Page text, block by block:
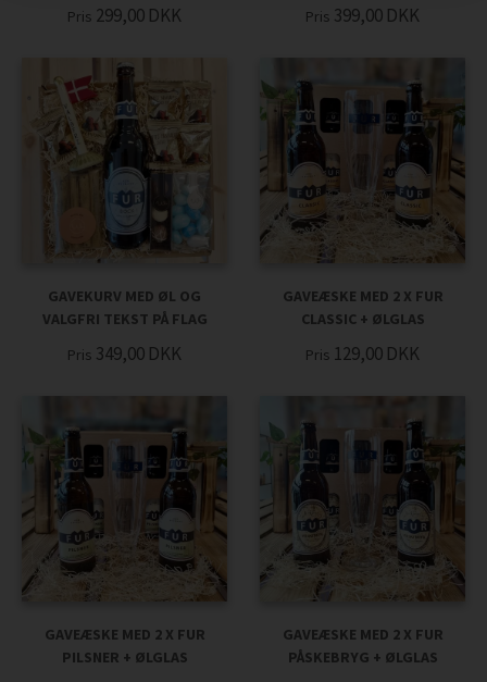
Pris 299,00 DKK
Pris 399,00 DKK
GAVEKURV MED ØL OG
VALGFRI TEKST PÅ FLAG
Pris 349,00 DKK
GAVEÆSKE MED 2 X FUR
CLASSIC + ØLGLAS
Pris 129,00 DKK
GAVEÆSKE MED 2 X FUR
PILSNER + ØLGLAS
GAVEÆSKE MED 2 X FUR
PÅSKEBRYG + ØLGLAS